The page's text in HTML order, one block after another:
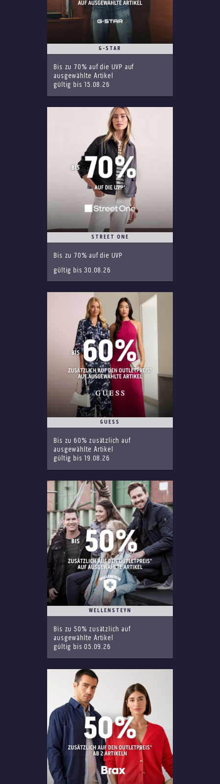
G-STAR
Bis zu 70% auf die UVP auf
ausgewählte Artikel
gültig bis 15.08.26
STREET ONE
Bis zu 70% auf die UVP
gültig bis 30.08.26
GUESS
Bis zu 60% zusätzlich auf
ausgewählte Artikel
gültig bis 19.08.26
WELLENSTEYN
Bis zu 50% zusätzlich auf
ausgewählte Artikel
gültig bis 05.09.26